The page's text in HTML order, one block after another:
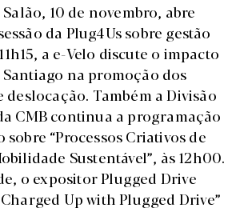
10 de novembro, abre
da Plug4Us sobre gestão
a e-Velo discute o impacto
na promoção dos
deslocação. Também a Divisão
CMB continua a programação
sobre “Processos Criativos de
Sustentável”, às 12h00.
o expositor Plugged Drive
Up with Plugged Drive”